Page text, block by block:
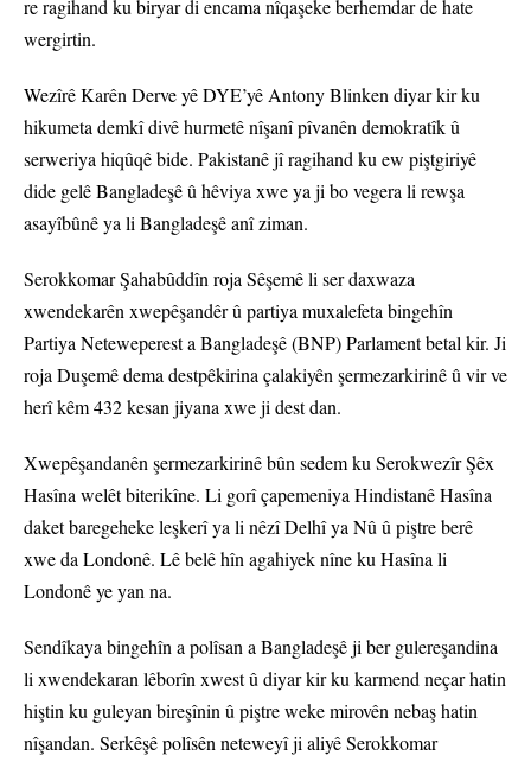
re ragihand ku biryar di encama nîqaşeke berhemdar de hate
wergirtin.
Wezîrê Karên Derve yê DYE’yê Antony Blinken diyar kir ku
hikumeta demkî divê hurmetê nîşanî pîvanên demokratîk û
serweriya hiqûqê bide. Pakistanê jî ragihand ku ew piştgiriyê
dide gelê Bangladeşê û hêviya xwe ya ji bo vegera li rewşa
asayîbûnê ya li Bangladeşê anî ziman.
Serokkomar Şahabûddîn roja Sêşemê li ser daxwaza
xwendekarên xwepêşandêr û partiya muxalefeta bingehîn
Partiya Neteweperest a Bangladeşê (BNP) Parlament betal kir. Ji
roja Duşemê dema destpêkirina çalakiyên şermezarkirinê û vir ve
herî kêm 432 kesan jiyana xwe ji dest dan.
Xwepêşandanên şermezarkirinê bûn sedem ku Serokwezîr Şêx
Hasîna welêt biterikîne. Li gorî çapemeniya Hindistanê Hasîna
daket baregeheke leşkerî ya li nêzî Delhî ya Nû û piştre berê
xwe da Londonê. Lê belê hîn agahiyek nîne ku Hasîna li
Londonê ye yan na.
Sendîkaya bingehîn a polîsan a Bangladeşê ji ber gulereşandina
li xwendekaran lêborîn xwest û diyar kir ku karmend neçar hatin
hiştin ku guleyan bireşînin û piştre weke mirovên nebaş hatin
nîşandan. Serkêşê polîsên neteweyî ji aliyê Serokkomar